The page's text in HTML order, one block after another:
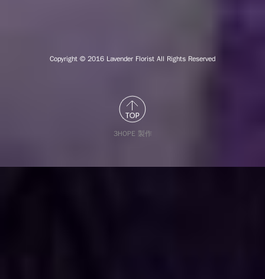
Copyright © 2016 Lavender Florist All Rights Reserved
3HOPE 製作